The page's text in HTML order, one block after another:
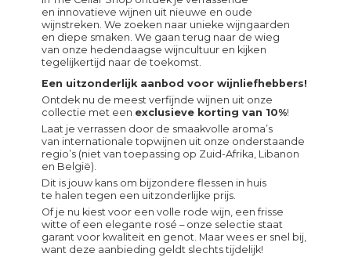
en innovatieve wijnen uit nieuwe en oude
wijnstreken. We zoeken naar unieke wijngaarden
en diepe smaken. We gaan terug naar de wieg
van onze hedendaagse wijncultuur en kijken
tegelijkertijd naar de toekomst.
Een uitzonderlijk aanbod voor wijnliefhebbers!
Ontdek nu de meest verfijnde wijnen uit onze
collectie met een exclusieve korting van 10%!
Laat je verrassen door de smaakvolle aroma’s
van internationale topwijnen uit onze onderstaande
regio’s (niet van toepassing op Zuid-Afrika, Libanon
en België).
Dit is jouw kans om bijzondere flessen in huis
te halen tegen een uitzonderlijke prijs.
Of je nu kiest voor een volle rode wijn, een frisse
witte of een elegante rosé – onze selectie staat
garant voor kwaliteit en genot. Maar wees er snel bij,
want deze aanbieding geldt slechts tijdelijk!